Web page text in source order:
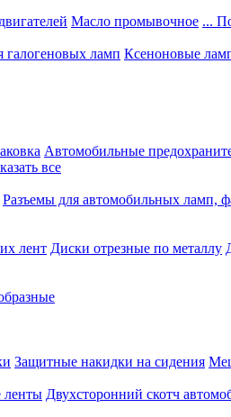
Масло промывочное ...
галогеновых ламп Ксеноновые
Автомобильные
все
Разъемы для автомобильных ламп,
лент Диски отрезные по металлу
Защитные накидки на сидения
ленты Двухсторонний скотч